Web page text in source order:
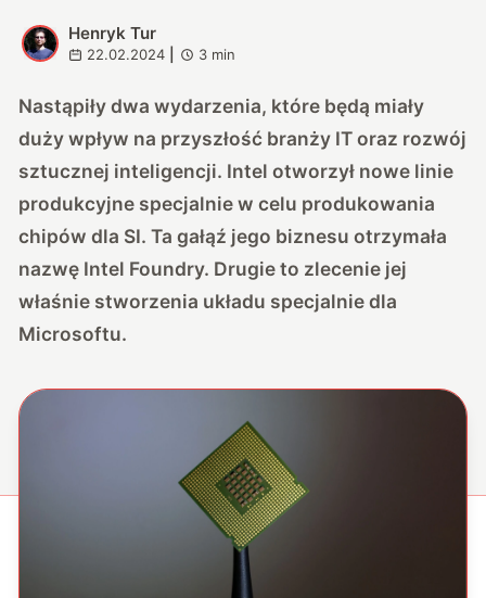
H
Henryk Tur
22.02.2024 3 min
Nastąpiły dwa wydarzenia, które będą miały
duży wpływ na przyszłość branży IT oraz rozwój
sztucznej inteligencji. Intel otworzył nowe linie
produkcyjne specjalnie w celu produkowania
chipów dla SI. Ta gałąź jego biznesu otrzymała
nazwę Intel Foundry. Drugie to zlecenie jej
właśnie stworzenia układu specjalnie dla
Microsoftu.